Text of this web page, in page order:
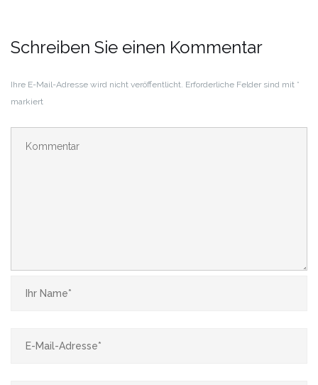
Schreiben Sie einen Kommentar
Ihre E-Mail-Adresse wird nicht veröffentlicht. Erforderliche Felder sind mit *
markiert